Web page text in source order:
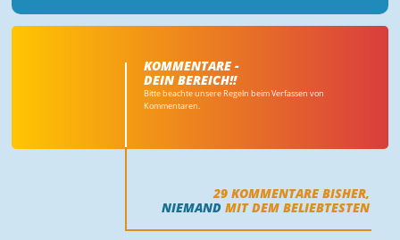
KOMMENTARE -
DEIN BEREICH!!
Bitte beachte unsere Regeln beim Verfassen von
Kommentaren.
29 KOMMENTARE BISHER,
NIEMAND MIT DEM BELIEBTESTEN